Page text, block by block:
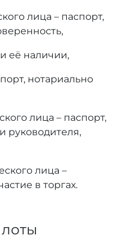
лица – паспорт,
её наличии,
нотариально
лица – паспорт,
руководителя,
лица –
в торгах.